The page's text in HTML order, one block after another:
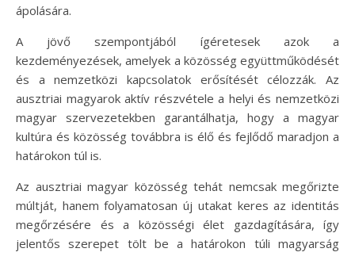
ápolására.
A jövő szempontjából ígéretesek azok a
kezdeményezések, amelyek a közösség együttműködését
és a nemzetközi kapcsolatok erősítését célozzák. Az
ausztriai magyarok aktív részvétele a helyi és nemzetközi
magyar szervezetekben garantálhatja, hogy a magyar
kultúra és közösség továbbra is élő és fejlődő maradjon a
határokon túl is.
Az ausztriai magyar közösség tehát nemcsak megőrizte
múltját, hanem folyamatosan új utakat keres az identitás
megőrzésére és a közösségi élet gazdagítására, így
jelentős szerepet tölt be a határokon túli magyarság